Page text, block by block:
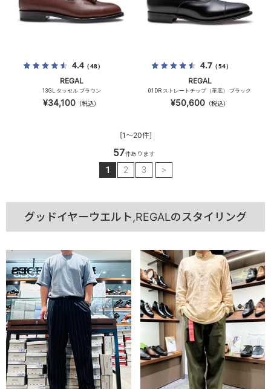
4.4（48）
REGAL
13GL タッセル ブラウン
¥34,100 （税込）
4.7（54）
REGAL
01DR ストレートチップ（革底） ブラック
¥50,600（税込）
[1～20件]
57件あります
1 2 3 >
グッドイヤーウエルト,REGALのスタイリング